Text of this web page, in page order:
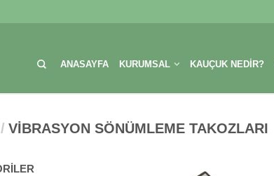
ANASAYFA KURUMSAL KAUÇUK NEDIR?
/ VIBRASYON SÖNÜMLEME TAKOZLARI